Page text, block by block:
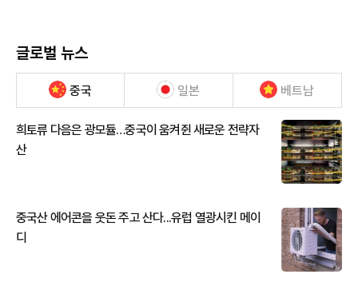
글로벌 뉴스
중국 일본 베트남
희토류 다음은 광모듈…중국이 움켜쥔 새로운 전략자
산
중국산 에어콘을 웃돈 주고 산다...유럽 열광시킨 메이
디